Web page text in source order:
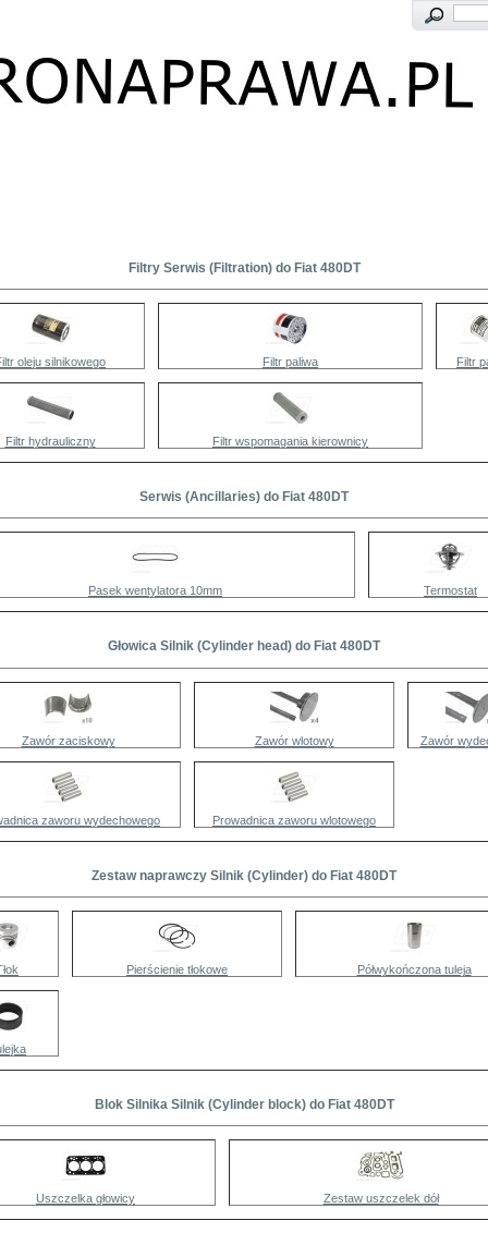
Filtry Serwis (Filtration) do Fiat 480DT
oleju silnikowego Filtr paliwa Filtr
Filtr hydrauliczny Filtr wspomagania kierownicy
Serwis (Ancillaries) do Fiat 480DT
Pasek wentylatora 10mm Termostat
Głowica Silnik (Cylinder head) do Fiat 480DT
Zawór zaciskowy Zawór wlotowy Zawór
zaworu wydechowego Prowadnica zaworu wlotowego
Zestaw naprawczy Silnik (Cylinder) do Fiat 480DT
Pierścienie tłokowe Półwykończona tuleja
Blok Silnika Silnik (Cylinder block) do Fiat 480DT
Uszczelka głowicy Zestaw uszczelek dół